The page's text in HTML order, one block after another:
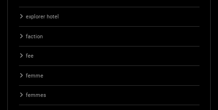
explorer hotel
faction
fee
femme
femmes